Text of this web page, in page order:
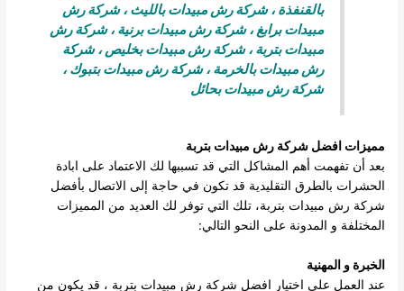
بالقنفذة،شركة رش مبيدات بالليث،شركة رش
مبيدات برابغ،شركة رش مبيدات برنية،شركة رش
مبيدات بتربة،شركة رش مبيدات بخليص،شركة
رش مبيدات بالخرمة،شركة رش مبيدات بتبوك،
شركة رش مبيدات بحائل
مميزات افضلشركة رش مبيدات بتربة
بعد أن تفهمت أهم المشاكل التي قد تسببها لك الاعتماد على ابادة
الحشرات بالطرق التقليدية قد تكون في حاجة إلى الاتصال بأفضل
شركة رش مبيدات بتربة، تلك التي توفر لك العديد من المميزات
المختلفة و المدونة على النحو التالي:
الخبرة و المهنية
عند العمل على اختيار افضل شركة رش مبيدات بتربة ، قد يكون من